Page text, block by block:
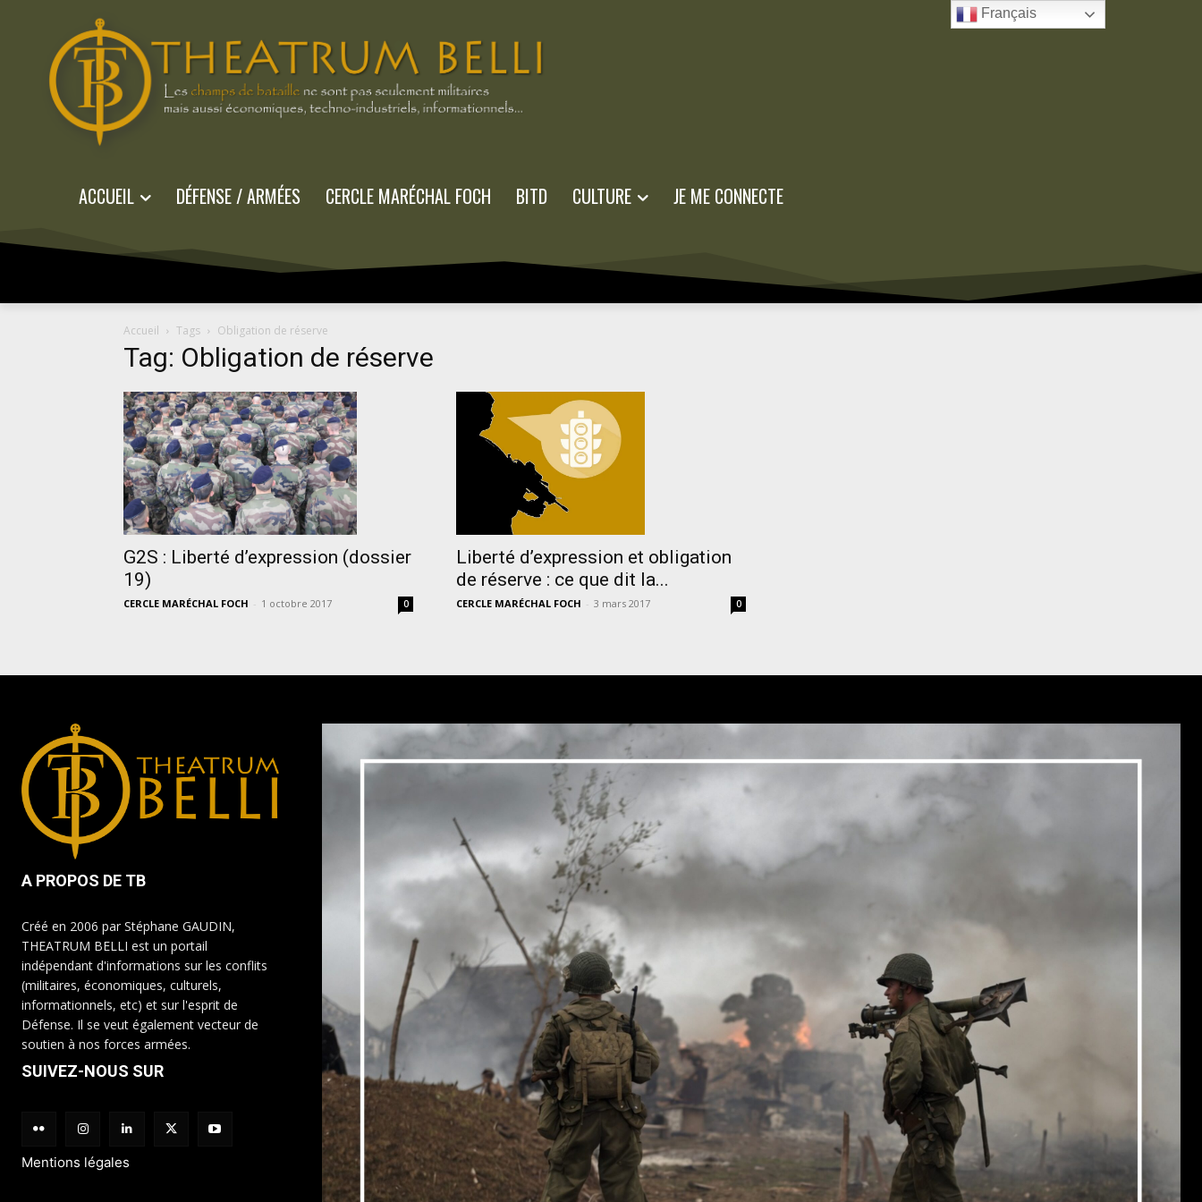
ACCUEIL DÉFENSE / ARMÉES CERCLE MARÉCHAL FOCH BITD CULTURE JE ME CONNECTE
Accueil Tags Obligation de réserve
Tag: Obligation de réserve
G2S : Liberté d’expression (dossier
19)
CERCLE MARÉCHAL FOCH - 1 octobre 2017 0
Liberté d’expression et obligation
de réserve : ce que dit la...
CERCLE MARÉCHAL FOCH - 3 mars 2017 0
A PROPOS DE TB
Créé en 2006 par Stéphane GAUDIN,
THEATRUM BELLI est un portail
indépendant d'informations sur les conflits
(militaires, économiques, culturels,
informationnels, etc) et sur l'esprit de
Défense. Il se veut également vecteur de
soutien à nos forces armées.
SUIVEZ-NOUS SUR
Mentions légales
Français